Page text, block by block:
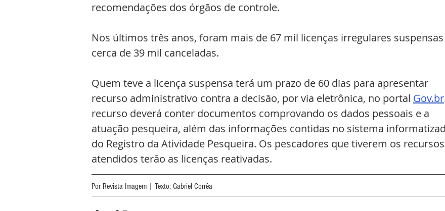
recomendações dos órgãos de controle.
Nos últimos três anos, foram mais de 67 mil licenças irregulares
cerca de 39 mil canceladas.
Quem teve a licença suspensa terá um prazo de 60 dias para apresentar
recurso administrativo contra a decisão, por via eletrônica, no portal Gov.br
recurso deverá conter documentos comprovando os dados pessoais e a
atuação pesqueira, além das informações contidas no sistema
do Registro da Atividade Pesqueira. Os pescadores que tiverem os recursos
atendidos terão as licenças reativadas.
Por Revista Imagem | Texto: Gabriel Corrêa